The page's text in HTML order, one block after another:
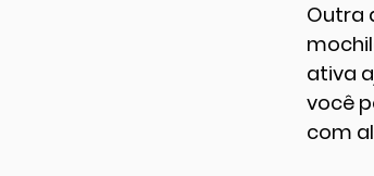
Outra
ativa
você
com